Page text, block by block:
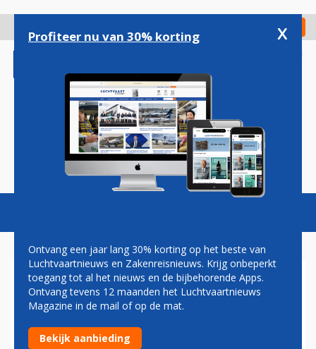
gaan
Check in
Magazine Podcasts Vacatures
FINNAIR NIEUWE DEELNEMER
BTMCONFERENCE VOORJAAR
2022
Profiteer nu van 30% korting x
Ontvang een jaar lang 30% korting op het beste van
Luchtvaartnieuws en Zakenreisnieuws. Krijg onbeperkt
toegang tot al het nieuws en de bijbehorende Apps.
Ontvang tevens 12 maanden het Luchtvaartnieuws
Magazine in de mail of op de mat.
Bekijk aanbieding